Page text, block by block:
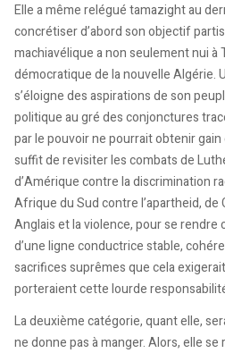
Elle a même relégué tamazight au
concrétiser d’abord son objectif
machiavélique a non seulement nui à
démocratique de la nouvelle Algérie.
s’éloigne des aspirations de son
politique au gré des conjonctures
par le pouvoir ne pourrait obtenir gain
suffit de revisiter les combats de
d’Amérique contre la discrimination
Afrique du Sud contre l’apartheid, de
Anglais et la violence, pour se rendre
d’une ligne conductrice stable,
sacrifices suprêmes que cela
porteraient cette lourde
La deuxième catégorie, quant elle,
ne donne pas à manger. Alors, elle